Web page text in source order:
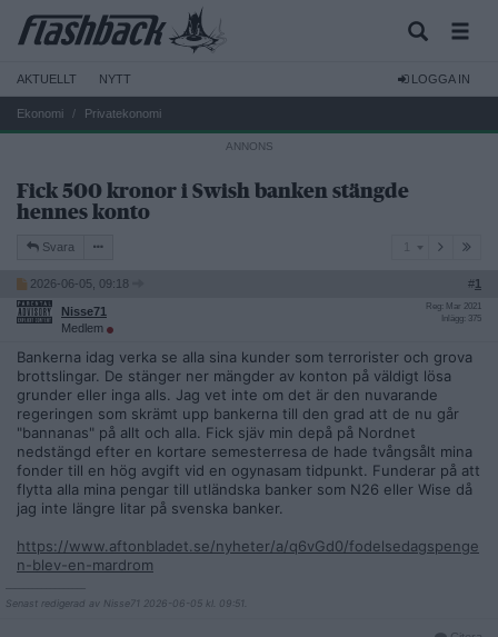
AKTUELLT NYTT LOGGA IN
Ekonomi Privatekonomi
Fick 500 kronor i Swish banken stängde
hennes konto
Svara
2026-06-05, 09:18 #1
Nisse71
Medlem
Reg: Mar 2021
Inlägg: 375
Bankerna idag verka se alla sina kunder som terrorister och grova
brottslingar. De stänger ner mängder av konton på väldigt lösa
grunder eller inga alls. Jag vet inte om det är den nuvarande
regeringen som skrämt upp bankerna till den grad att de nu går
"bannanas" på allt och alla. Fick sjäv min depå på Nordnet
nedstängd efter en kortare semesterresa de hade tvångsålt mina
fonder till en hög avgift vid en ogynasam tidpunkt. Funderar på att
flytta alla mina pengar till utländska banker som N26 eller Wise då
jag inte längre litar på svenska banker.
https://www.aftonbladet.se/nyheter/a/q6vGd0/fodelsedagspenge
n-blev-en-mardrom
Senast redigerad av Nisse71 2026-06-05 kl. 09:51.